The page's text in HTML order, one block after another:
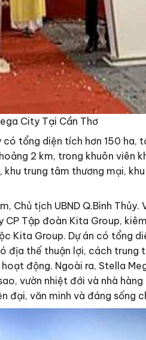
City Tại Cần Thơ
tổng diện tích hơn 150 ha,
2 km, trong khuôn viên
trung tâm thương mại,
Chủ tịch UBND Q.Bình
Tập đoàn Kita Group,
Kita Group. Dự án có tổng
địa thế thuận lợi, cách trung
động. Ngoài ra, Stella
vườn nhiệt đới và nhà
văn minh và đáng sống